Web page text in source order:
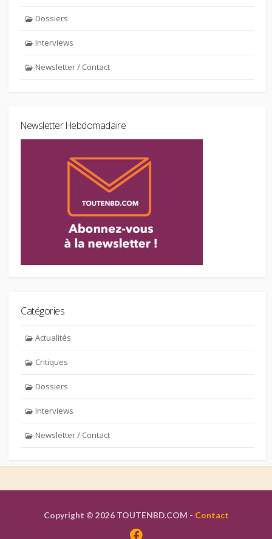
Dossiers
Interviews
Newsletter / Contact
Newsletter Hebdomadaire
Catégories
Actualités
Critiques
Dossiers
Interviews
Newsletter / Contact
Copyright © 2026 TOUTENBD.COM - Contact
Facebook